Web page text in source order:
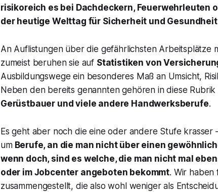
risikoreich es bei Dachdeckern, Feuerwehrleuten
der heutige Welttag für Sicherheit und
An Auflistungen über die gefährlichsten Arbeitsplätze
zumeist beruhen sie auf Statistiken von
Ausbildungswege ein besonderes Maß an Umsicht,
Neben den bereits genannten gehören in diese
Gerüstbauer und viele andere Handwerksberufe.
Es geht aber noch die eine oder andere Stufe
umBerufe, an die man nicht über einen
wenn doch, sind es welche, die man nicht mal
oder im Jobcenter angeboten bekommt. Wir haben
zusammengestellt, die also wohl weniger als